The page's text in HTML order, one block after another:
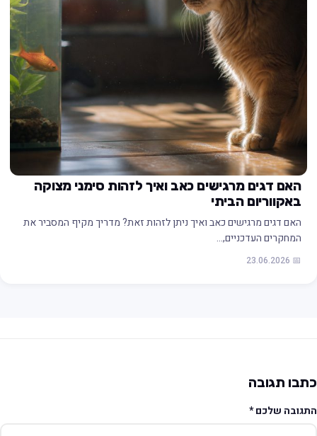
האם דגים מרגישים כאב ואיך לזהות סימני מצוקה
באקווריום הביתי
האם דגים מרגישים כאב ואיך ניתן לזהות זאת? מדריך מקיף המסביר את
המחקרים העדכניים,…
📅 23.06.2026
תגובה
שלכם*